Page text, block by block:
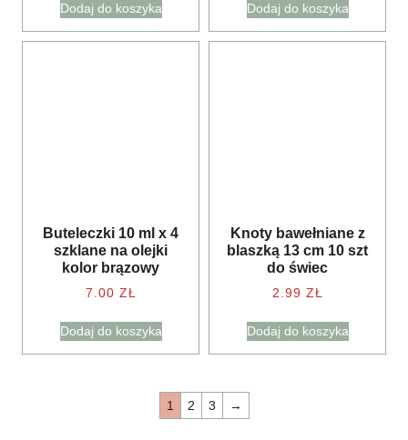
Dodaj do koszyka Dodaj do koszyka
Buteleczki 10 ml x 4
szklane na olejki
kolor brązowy
7.00 ZŁ
Dodaj do koszyka
Knoty bawełniane z
blaszką 13 cm 10 szt
do świec
2.99 ZŁ
Dodaj do koszyka
1 2 3 →